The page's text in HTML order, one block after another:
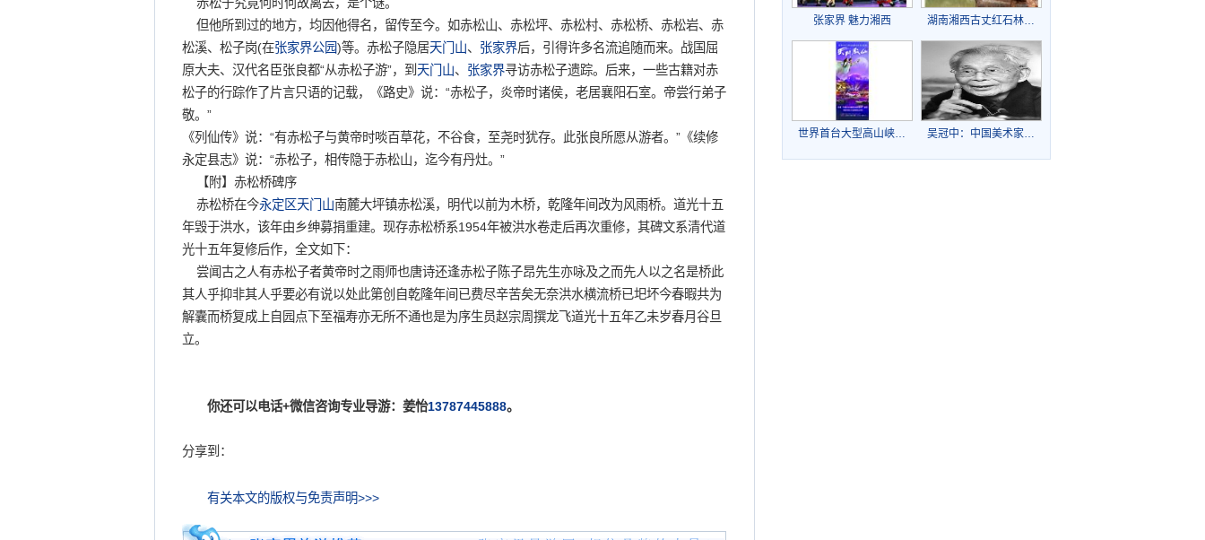
但他所到过的地方，均因他得名，留传至今。如赤松山、赤松坪、赤松村、赤松桥、赤松岩、赤
松溪、松子岗(在张家界公园)等。赤松子隐居天门山、 张家界后，引得许多名流追随而来。战国屈
原大夫、汉代名臣张良都“从赤松子游”，到 天门山、 张家界寻访赤松子遗踪。后来，一些古籍对赤
松子的行踪作了片言只语的记载，《路史》说：“赤松子，炎帝时诸侯，老居襄阳石室。帝尝行弟子
敬。”
《列仙传》说：“有赤松子与黄帝时啖百草花，不谷食，至尧时犹存。此张良所愿从游者。”《续修
永定县志》说：“赤松子，相传隐于赤松山，迄今有丹灶。”
【附】赤松桥碑序
赤松桥在今永定区天门山南麓大坪镇赤松溪，明代以前为木桥，乾隆年间改为风雨桥。道光十五
年毁于洪水，该年由乡绅募捐重建。现存赤松桥系1954年被洪水卷走后再次重修，其碑文系清代道
光十五年复修后作，全文如下：
尝闻古之人有赤松子者黄帝时之雨师也唐诗还逢赤松子陈子昂先生亦咏及之而先人以之名是桥此
其人乎抑非其人乎要必有说以处此第创自乾隆年间已费尽辛苦矣无奈洪水横流桥已圯坏今春暇共为
解囊而桥复成上自园点下至福寿亦无所不通也是为序生员赵宗周撰龙飞道光十五年乙未岁春月谷旦
立。
你还可以电话+微信咨询专业导游：姜怡13787445888。
分享到：
有关本文的版权与免责声明>>>
张家界 魅力湘西 湖南湘西古丈红石林…
世界首台大型高山峡… 吴冠中：中国美术家…